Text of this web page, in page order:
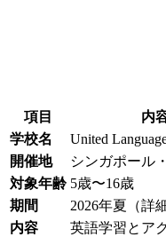
項目
内
学校名
United
開催地
シンガポール
対象年齢 5歳〜16歳
期間
2026年夏（詳
内容
英語学習とア